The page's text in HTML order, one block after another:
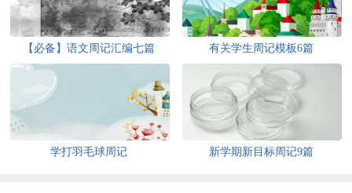
【必备】语文周记汇编七篇 有关学生周记模板6篇
学打羽毛球周记 新学期新目标周记9篇